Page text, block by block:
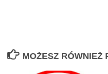
MOŻESZ RÓWNIEŻ